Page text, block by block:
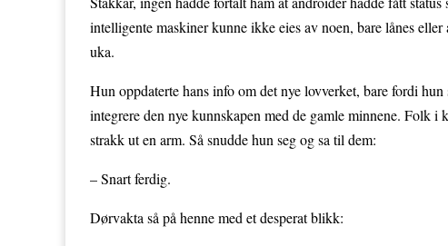
intelligente maskiner kunne ikke eies av noen, bare lånes
uka.
Hun oppdaterte hans info om det nye lovverket, bare fordi
integrere den nye kunnskapen med de gamle minnene. Folk
strakk ut en arm. Så snudde hun seg og sa til dem:
– Snart ferdig.
Dørvakta så på henne med et desperat blikk: